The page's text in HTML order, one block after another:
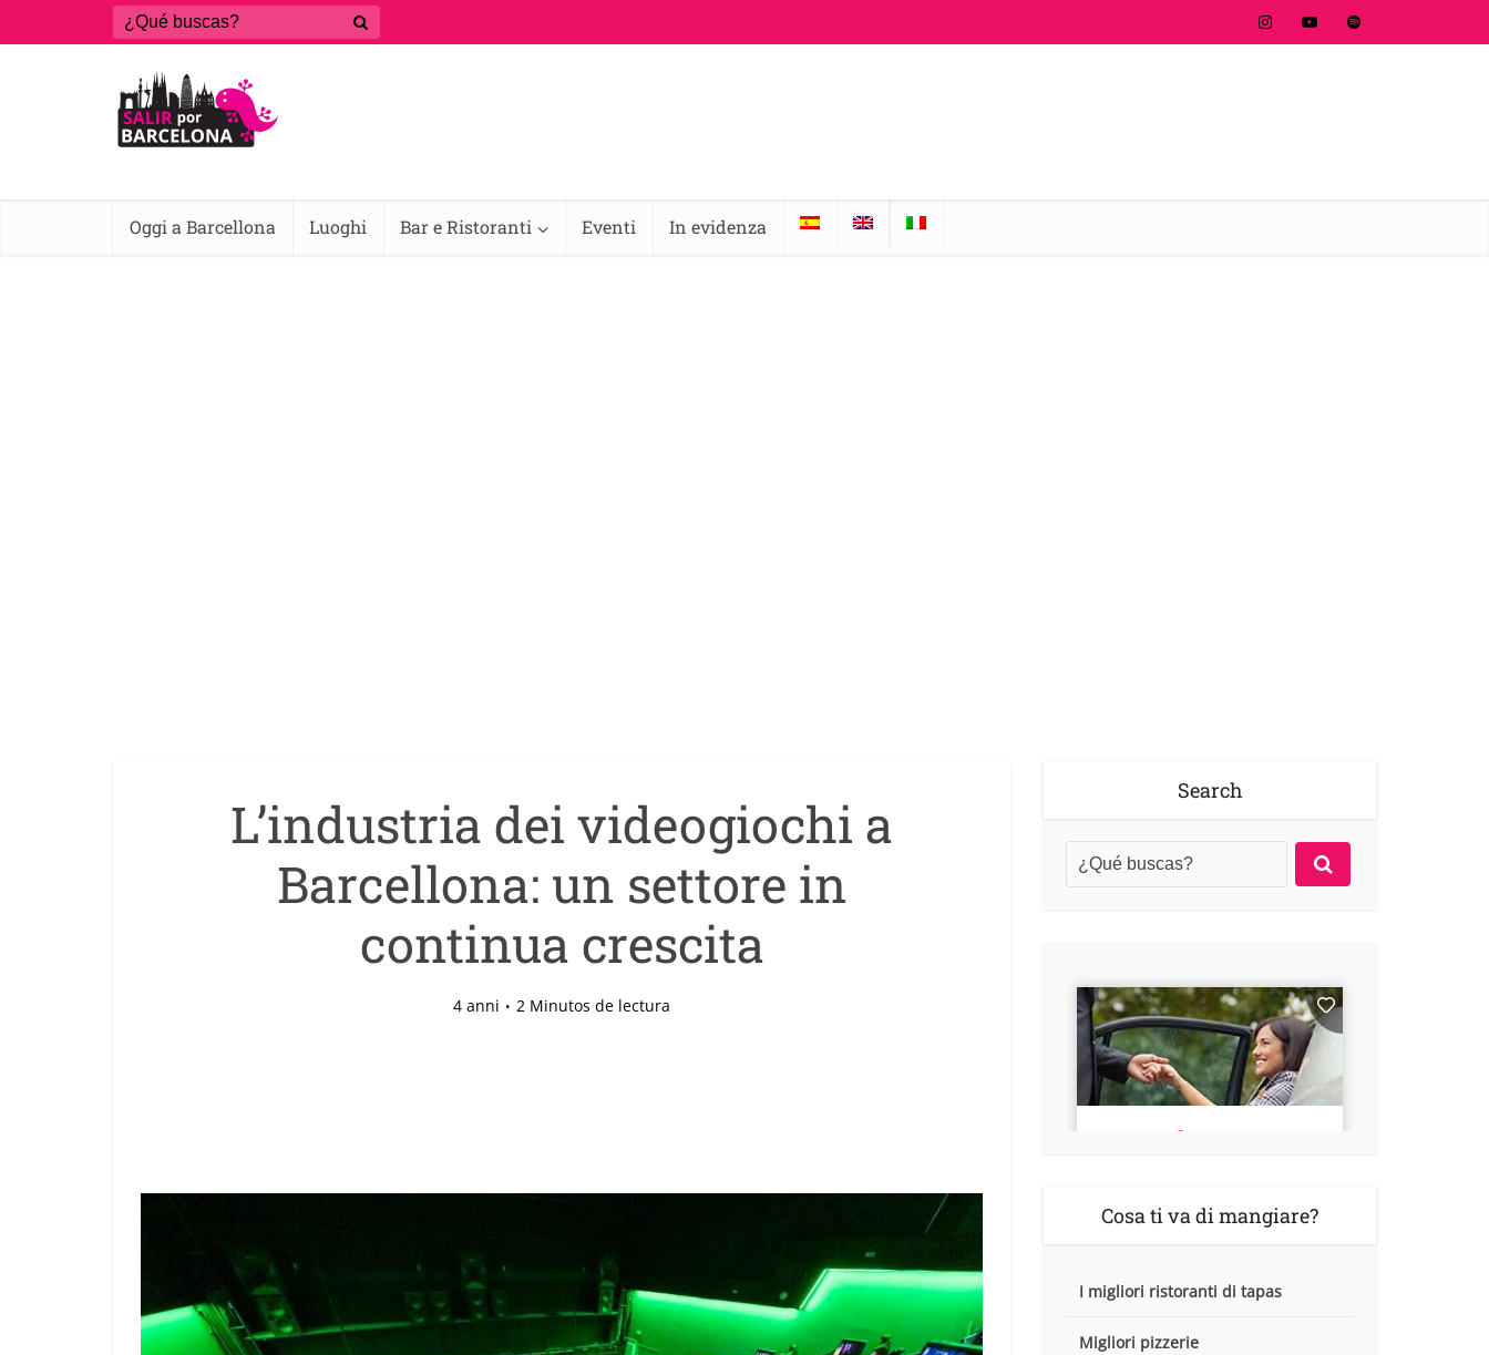
Oggi a Barcellona Luoghi Bar e Ristoranti Eventi In evidenza
L’industria dei videogiochi a
Barcellona: un settore in
continua crescita
4 anni 2 Minutos de lectura
Search
Cosa ti va di mangiare?
I migliori ristoranti di tapas
Migliori pizzerie